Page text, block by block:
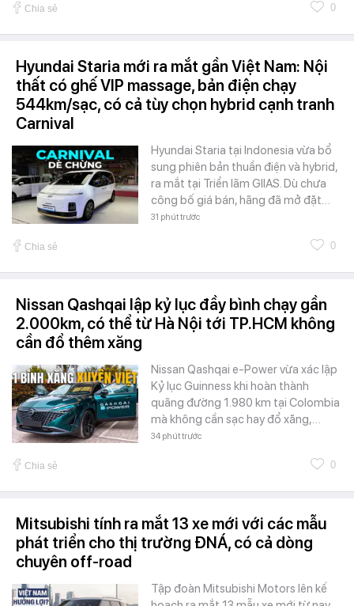
Chia sẻ 0
Hyundai Staria mới ra mắt gần Việt Nam: Nội
thất có ghế VIP massage, bản điện chạy
544km/sạc, có cả tùy chọn hybrid cạnh tranh
Carnival
Hyundai Staria tại Indonesia vừa bổ
sung phiên bản thuần điện và hybrid,
ra mắt tại Triển lãm GIIAS. Dù chưa
công bố giá bán, hãng đã mở đặt…
31 phút trước
Chia sẻ 0
Nissan Qashqai lập kỷ lục đầy bình chạy gần
2.000km, có thể từ Hà Nội tới TP.HCM không
cần đổ thêm xăng
Nissan Qashqai e-Power vừa xác lập
Kỷ lục Guinness khi hoàn thành
quãng đường 1.980 km tại Colombia
mà không cần sạc hay đổ xăng,…
34 phút trước
Chia sẻ 0
Mitsubishi tính ra mắt 13 xe mới với các mẫu
phát triển cho thị trường ĐNÁ, có cả dòng
chuyên off-road
Tập đoàn Mitsubishi Motors lên kế